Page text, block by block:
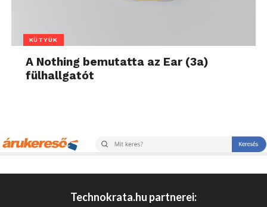
KÜTYÜK
A Nothing bemutatta az Ear (3a)
fülhallgatót
Technokrata.hu partnerei: